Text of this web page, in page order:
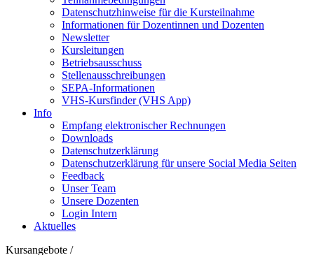
Datenschutzhinweise für die Kursteilnahme
Informationen für Dozentinnen und Dozenten
Newsletter
Kursleitungen
Betriebsausschuss
Stellenausschreibungen
SEPA-Informationen
VHS-Kursfinder (VHS App)
Info
Empfang elektronischer Rechnungen
Downloads
Datenschutzerklärung
Datenschutzerklärung für unsere Social Media Seiten
Feedback
Unser Team
Unsere Dozenten
Login Intern
Aktuelles
Kursangebote /